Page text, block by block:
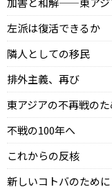
左派は復活できるか
隣人としての移民
排外主義、再び
東アジアの不再戦の
不戦の100年へ
これからの反核
新しいコトバのために